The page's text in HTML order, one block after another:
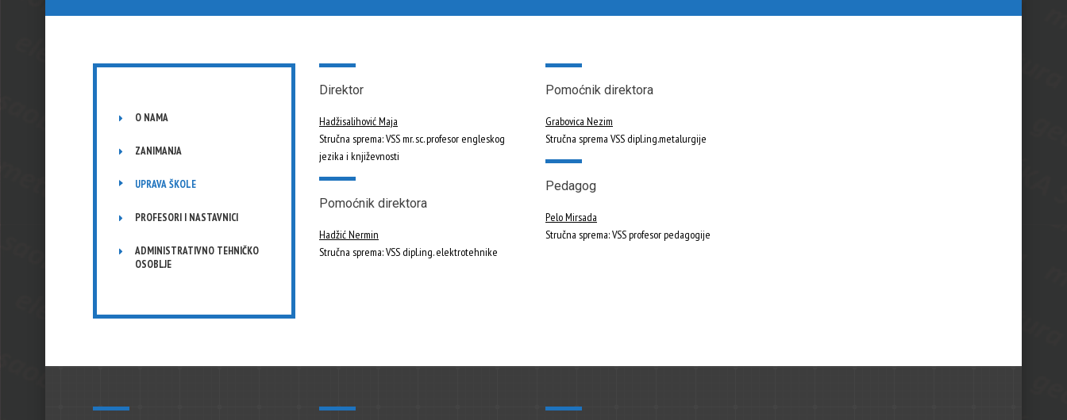
O NAMA
ZANIMANJA
UPRAVA ŠKOLE
PROFESORI I NASTAVNICI
ADMINISTRATIVNO TEHNIČKO
OSOBLJE
Direktor
Hadžisalihović Maja
Stručna sprema: VSS mr. sc. profesor engleskog
jezika i književnosti
Pomoćnik direktora
Hadžić Nermin
Stručna sprema: VSS dipl.ing. elektrotehnike
Pomoćnik direktora
Grabovica Nezim
Stručna sprema VSS dipl.ing.metalurgije
Pedagog
Pelo Mirsada
Stručna sprema: VSS profesor pedagogije